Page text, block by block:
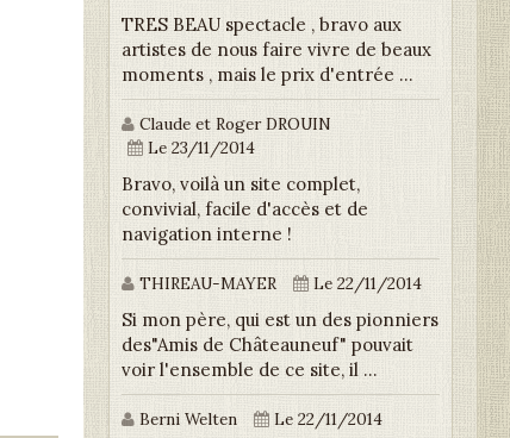
TRES BEAU spectacle , bravo aux
artistes de nous faire vivre de beaux
moments , mais le prix d'entrée ...
Claude et Roger DROUIN
Le 23/11/2014
Bravo, voilà un site complet,
convivial, facile d'accès et de
navigation interne !
THIREAU-MAYER Le 22/11/2014
Si mon père, qui est un des pionniers
des"Amis de Châteauneuf" pouvait
voir l'ensemble de ce site, il ...
Berni Welten Le 22/11/2014